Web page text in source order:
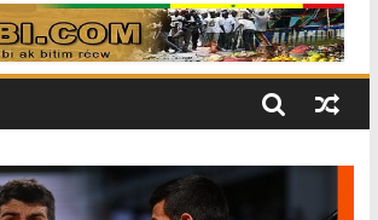
France – Algérie: l’affaire Mehdi
Laribi relance la coopération
policière contre le narcotrafic
Cameroun: pourquoi un
l’armée alors que Paul Biya est hors